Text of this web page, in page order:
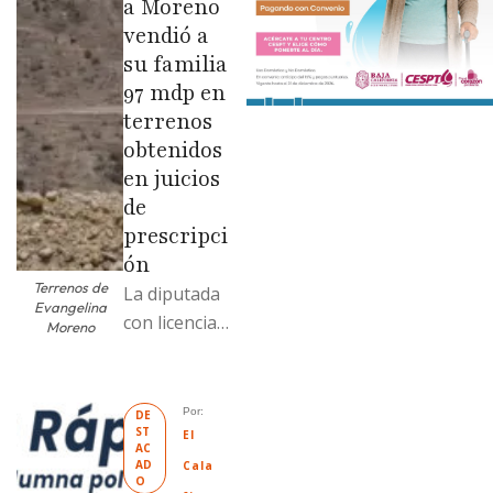
Terrenos de
Evangelina
Moreno
a Moreno
vendió a
su familia
97 mdp en
terrenos
obtenidos
en juicios
de
prescripci
ón
La diputada
con licencia
antecedente
s de
prescripción
DE
ST
AC
AD
O
Por:
El
Cala